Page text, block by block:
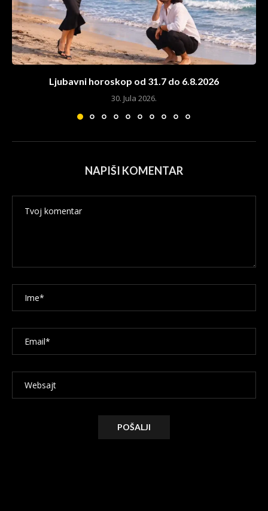
Ljubavni horoskop od 31.7 do 6.8.2026
30. Jula 2026.
NAPIŠI KOMENTAR